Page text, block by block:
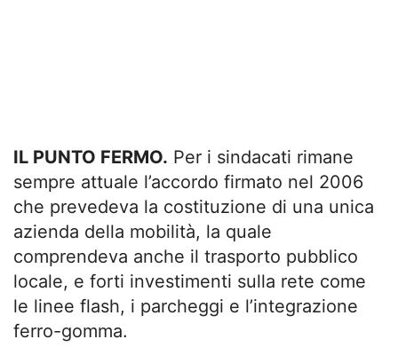
IL PUNTO FERMO. Per i sindacati rimane
sempre attuale l’accordo firmato nel 2006
che prevedeva la costituzione di una unica
azienda della mobilità, la quale
comprendeva anche il trasporto pubblico
locale, e forti investimenti sulla rete come
le linee flash, i parcheggi e l’integrazione
ferro-gomma.